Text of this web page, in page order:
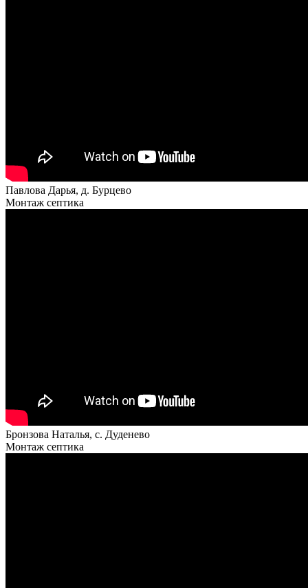
Павлова Дарья, д. Бурцево
Монтаж септика
Бронзова Наталья, с. Дуденево
Монтаж септика